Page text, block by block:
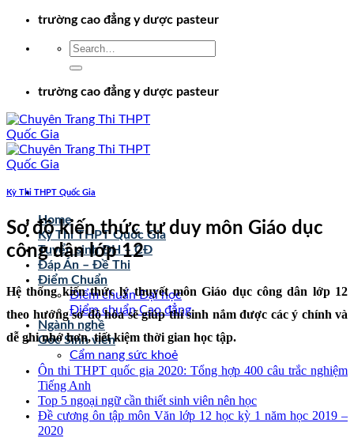
Chuyểntrường cao đẳng y dược pasteur
trường cao đẳng y dược pasteur
Home
Kỳ Thi THPT Quốc Gia
Tuyển sinh ĐH – CĐ
Đáp Án – Đề Thi
Điểm Chuẩn
Điểm chuẩn Đại học
Điểm chuẩn Cao đẳng
Ngành nghề
Góc Sinh viên
Cẩm nang sức khoẻ
Kỳ Thi THPT Quốc Gia
Sơ đồ kiến thức tư duy môn Giáo dục
công dân lớp 12
Hệ thống kiến thức lý thuyết môn Giáo dục công dân lớp 12
theo hướng sơ đồ hóa sẽ giúp thí sinh nắm được các ý chính và
dễ ghi nhớ hơn, tiết kiệm thời gian học tập.
Ôn thi THPT quốc gia 2020: Tổng hợp 400 câu trắc nghiệm
Tiếng Anh
Top 5 ngoại ngữ cần thiết sinh viên nên học
Đề cương ôn tập môn Văn lớp 12 học kỳ 1 năm học 2019 –
2020